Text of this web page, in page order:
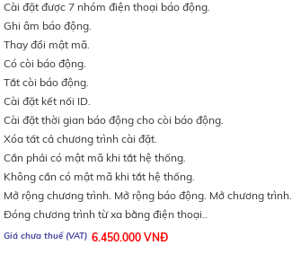
Cài đặt được 7 nhóm điện thoại báo động.
Ghi âm báo động.
Thay đổi mật mã.
Có còi báo động.
Tắt còi báo động.
Cài đặt kết nối ID.
Cài đặt thời gian báo động cho còi báo động.
Xóa tất cả chương trình cài đặt.
Cần phải có mật mã khi tắt hệ thống.
Không cần có mật mã khi tắt hệ thống.
Mở rộng chương trình. Mở rộng báo động. Mở chương trình.
Đóng chương trình từ xa bằng điện thoại..
6.450.000 VNĐ